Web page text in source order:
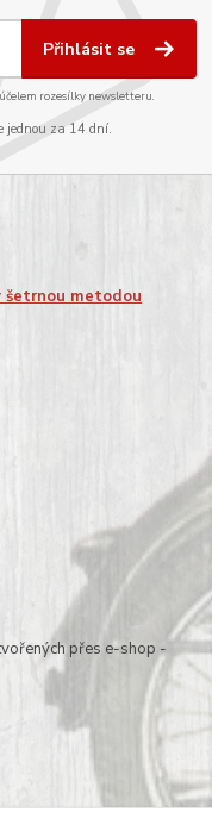
Přihlásit se
rozesílky newsletteru.
jednou za 14 dní.
šetrnou metodou
přes e-shop -